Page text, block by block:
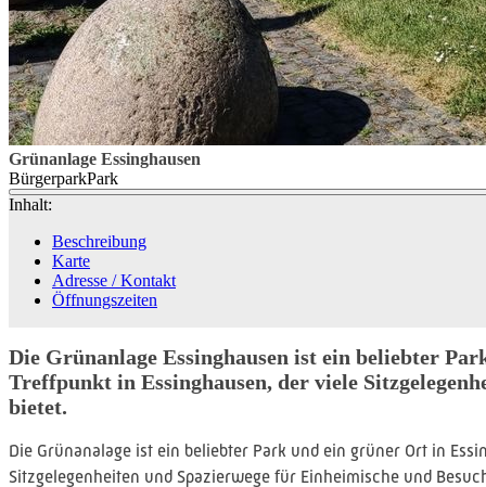
Grünanlage Essinghausen
BürgerparkPark
Inhalt:
Beschreibung
Karte
Adresse / Kontakt
Öffnungszeiten
Die Grünanlage Essinghausen ist ein beliebter
Treffpunkt in Essinghausen, der viele
bietet.
Die Grünanalage ist ein beliebter Park und ein grüner Ort in
Sitzgelegenheiten und Spazierwege für Einheimische und